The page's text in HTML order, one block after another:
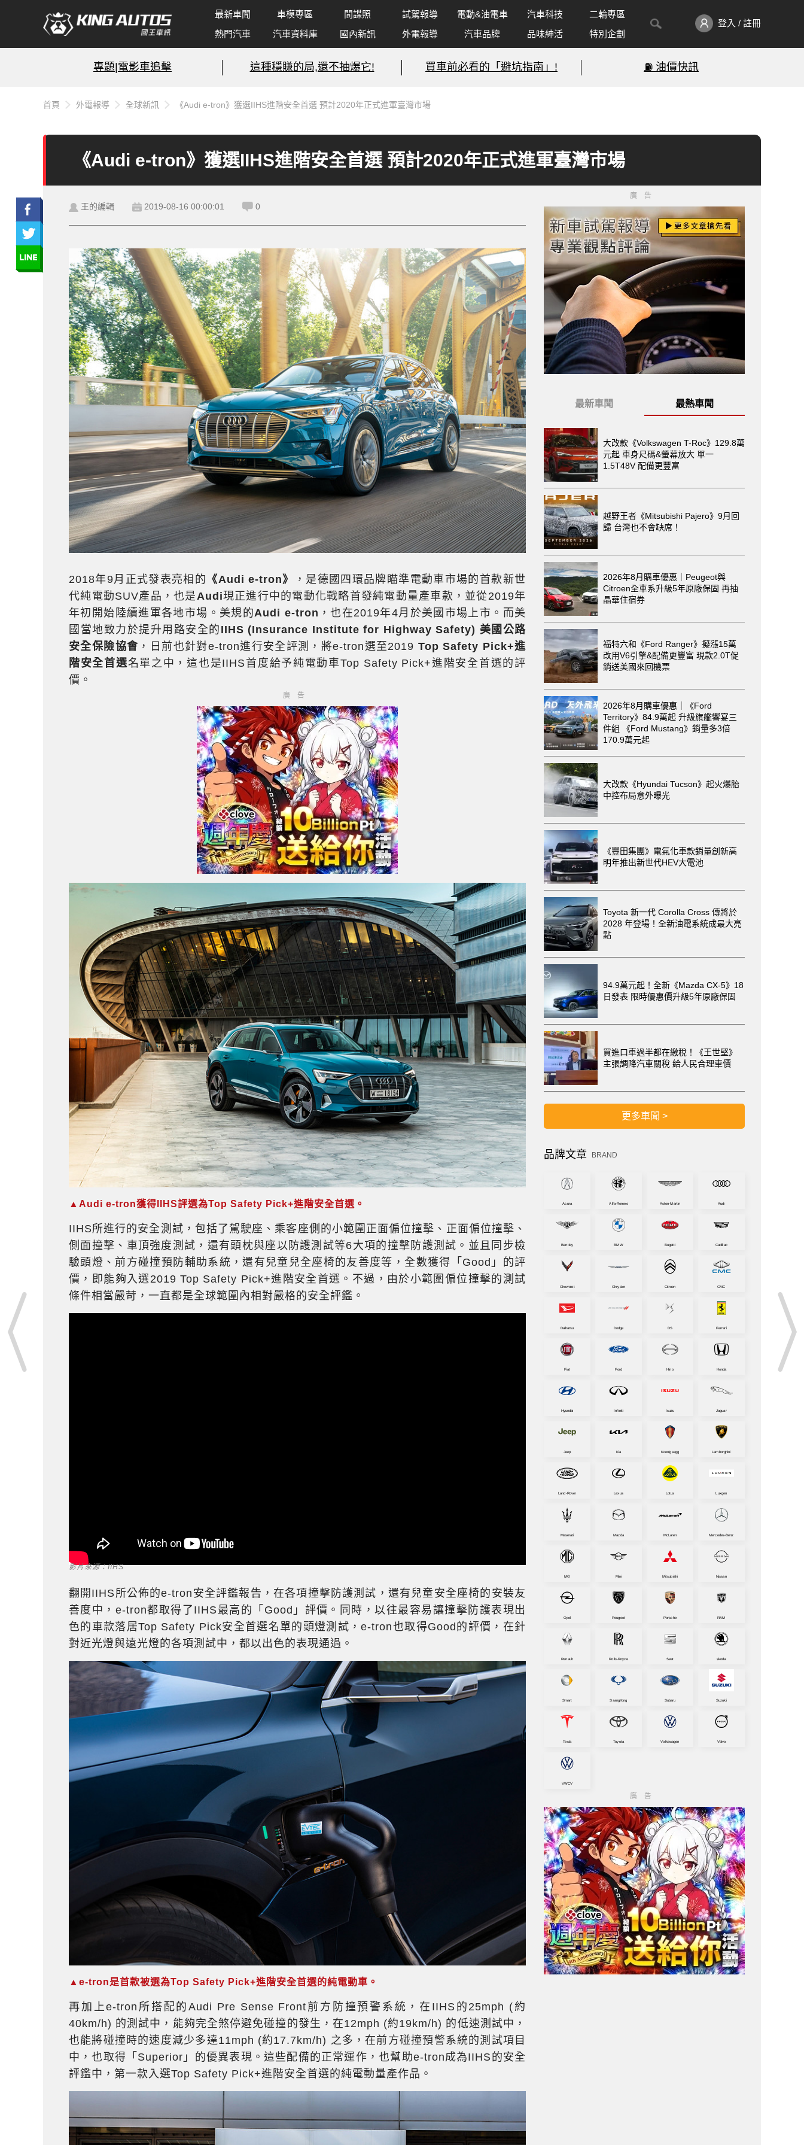
最新車聞 車模專區 間諜照 試駕報導 電動&油電車 汽車科技
二輪專區
熱門汽車
汽車資料庫 國內新訊 外電報導 汽車品牌 品味紳活 特別企劃
登入 / 註冊
專題|電影車追擊 這種穩賺的局,還不抽爆它! 買車前必看的「避坑指南」! ⛽️ 油價快訊
首頁 外電報導 全球新訊 《Audi e-tron》獲選IIHS進階安全首選 預計2020年正式進軍臺灣市場
《Audi e-tron》獲選IIHS進階安全首選 預計2020年正式進軍臺灣市場
王的編輯 2019-08-16 00:00:01 0
2018年9月正式發表亮相的 《Audi e-tron》
，是德國四環品牌瞄準電動車市場的首款新世
代純電動SUV產品，也是Audi現正進行中的電動化戰略首發純電動量產車款，並從2019年
年初開始陸續進軍各地市場。美規的Audi e-tron ，也在2019年4月於美國市場上市。而美
國當地致力於提升用路安全的 IIHS (Insurance Institute for Highway Safety) 美國公路
安全保險協會 ，日前也針對e-tron進行安全評測，將e-tron選至2019 Top Safety Pick+進
階安全首選名單之中，這也是IIHS首度給予純電動車Top Safety Pick+進階安全首選的評
價。
廣告
▲Audi e-tron獲得IIHS評選為Top Safety Pick+進階安全首選。
IIHS所進行的安全測試，包括了駕駛座、乘客座側的小範圍正面偏位撞擊、正面偏位撞擊、
側面撞擊、車頂強度測試，還有頭枕與座以防護測試等6大項的撞擊防護測試。並且同步檢
驗頭燈、前方碰撞預防輔助系統，還有兒童兒全座椅的友善度等，全數獲得「Good」的評
價，即能夠入選2019 Top Safety Pick+進階安全首選。不過，由於小範圍偏位撞擊的測試
條件相當嚴苛，一直都是全球範圍內相對嚴格的安全評鑑。
影片來源：IIHS
翻開IIHS所公佈的e-tron安全評鑑報告，在各項撞擊防護測試，還有兒童安全座椅的安裝友
善度中，e-tron都取得了IIHS最高的「Good」評價。同時，以往最容易讓撞擊防護表現出
色的車款落居Top Safety Pick安全首選名單的頭燈測試，e-tron也取得Good的評價，在針
對近光燈與遠光燈的各項測試中，都以出色的表現通過。
▲e-tron是首款被選為Top Safety Pick+進階安全首選的純電動車。
再加上e-tron所搭配的Audi Pre Sense Front前方防撞預警系統，在IIHS的25mph (約
40km/h) 的測試中，能夠完全煞停避免碰撞的發生，在12mph (約19km/h) 的低速測試中，
也能將碰撞時的速度減少多達11mph (約17.7km/h) 之多，在前方碰撞預警系統的測試項目
中，也取得「Superior」的優異表現。這些配備的正常運作，也幫助e-tron成為IIHS的安全
評鑑中，第一款入選Top Safety Pick+進階安全首選的純電動量產作品。
廣告
最新車聞 最熱車聞
大改款《Volkswagen T-Roc》129.8萬
元起 車身尺碼&螢幕放大 單一
1.5T48V 配備更豐富
越野王者《Mitsubishi Pajero》9月回
歸 台灣也不會缺席！
2026年8月購車優惠｜Peugeot與
Citroen全車系升級5年原廠保固 再抽
晶華住宿券
福特六和《Ford Ranger》擬漲15萬
改用V6引擎&配備更豐富 現款2.0T促
銷送美國來回機票
2026年8月購車優惠｜《Ford
Territory》84.9萬起 升級旗艦響宴三
件組 《Ford Mustang》銷量多3倍
170.9萬元起
大改款《Hyundai Tucson》起火爆胎
中控布局意外曝光
《豐田集團》電氣化車款銷量創新高
明年推出新世代HEV大電池
Toyota 新一代 Corolla Cross 傳將於
2028 年登場！全新油電系統成最大亮
點
94.9萬元起！全新《Mazda CX-5》18
日發表 限時優惠價升級5年原廠保固
買進口車過半都在繳稅！《王世堅》
主張調降汽車關稅 給人民合理車價
更多車聞 >
品牌文章 BRAND
Acura Alfa-Romeo Aston-Martin Audi
Bentley BMW Bugatti Cadillac
Chevrolet Chrysler Citroen CMC
Daihatsu Dodge DS Ferrari
Fiat Ford Hino Honda
Hyundai Infiniti Isuzu Jaguar
Jeep Kia Koenigsegg Lamborghini
Land-Rover Lexus Lotus Luxgen
Maserati Mazda McLaren Mercedes-Benz
MG Mini Mitsubishi Nissan
Opel Peugeot Porsche RAM
Renault Rolls-Royce Seat skoda
Smart SsangYong Subaru Suzuki
Tesla Toyota Volkswagen Volvo
VWCV
廣告